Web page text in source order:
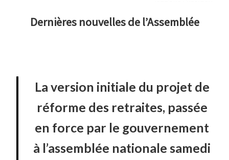
Dernières nouvelles de l’Assemblée
La version initiale du projet de
réforme des retraites, passée
en force par le gouvernement
à l’assemblée nationale samedi